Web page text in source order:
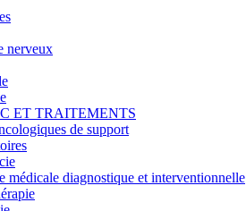
nerveux
ET TRAITEMENTS
de support
médicale diagnostique et interventionnelle